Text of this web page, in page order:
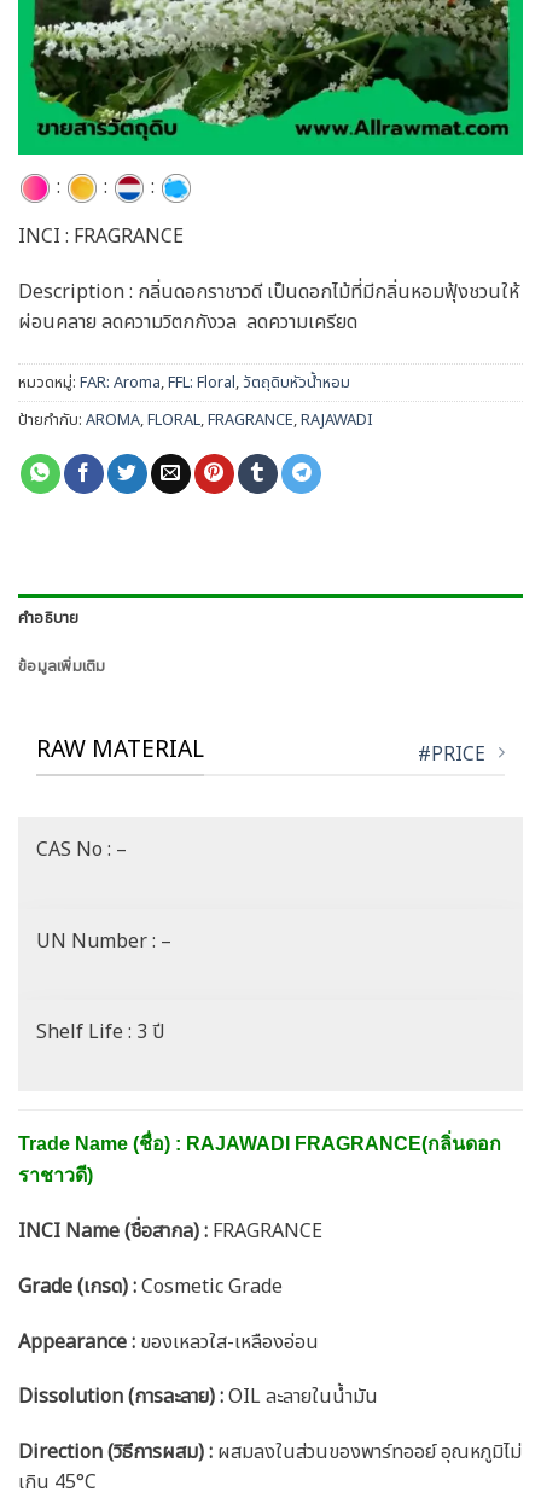
: :
:
INCI : FRAGRANCE
Description : กลิ่นดอกราชาวดี เป็นดอกไม้ที่มีกลิ่นหอมฟุ้งชวนให้
ผ่อนคลาย ลดความวิตกกังวล ลดความเครียด
หมวดหมู่: FAR: Aroma,FFL: Floral, วัตถุดิบหัวน้ำหอม
ป้ายกำกับ: AROMA,FLORAL,FRAGRANCE,RAJAWADI
คำอธิบาย
ข้อมูลเพิ่มเติม
RAW MATERIAL #PRICE
CAS No : –
UN Number : –
Shelf Life : 3 ปี
Trade Name (ชื่อ) : RAJAWADI FRAGRANCE(กลิ่นดอก
ราชาวดี)
INCI Name (ชื่อสากล) : FRAGRANCE
Grade (เกรด) :Cosmetic Grade
Appearance : ของเหลวใส-เหลืองอ่อน
Dissolution (การละลาย) :OIL ละลายในน้ำมัน
Direction (วิธีการผสม) : ผสมลงในส่วนของพาร์ทออย์ อุณหภูมิไม่
เกิน 45°C